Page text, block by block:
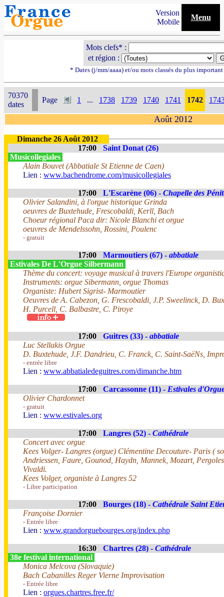
Version
Mobile
Menu
Mots clefs* :
et région :
* Dates (j/mm/aaaa) et/ou mots classés du plus
70370
dates
Page 1 ... 1738 1739 1740 1741 1742
Août 2012
Dimanche 26 Août 2012
17:00
Saint Donat (26)
Musicollegiales
Alain Bouvet (Abbatiale St Etienne de Caen)
Lien : www.bachendrome.com/musicollegiales
17:00 L'Escarène (06) - Chapelle des
Olivier Salandini, à l'orgue historique Grinda
oeuvres de Buxtehude, Frescobaldi, Kerll, Bach
Choeur régional Paca dir: Nicole Blanchi et orgue
oeuvres de Mendelssohn, Rossini, Poulenc
- gratuit
17:00 Marmoutiers (67) - abbatiale
Estivales De L'Orgue Silbermann
Thème du concert: voyage musical à travers l'Europe
Instruments: orgue Sibermann, orgue Thomas
Organiste: Hubert Sigrist- Marmoutier
Oeuvres de A. Cabezon, G. Frescobaldi, J.P. Sweelinck, D.
H. Purcell, C. Balbastre, C. Piroye
17:00 Guitres (33) - abbatiale
Luc Stellakis Orgue
D. Buxtehude, J.F. Dandrieu, C. Franck, C. Saint-SaëNs,
- entrée libre
Lien : www.abbatialedeguitres.com/dimanche.htm
17:00 Carcassonne (11) - Estivales
Olivier Chardonnet
- gratuit
Lien : www.estivales.org
17:00 Langres (52) - Cathédrale
Concert avec orgue
Kees Volger- Langres (orgue) Clémentine Decouture- Paris (
Andriessen, Faure, Gounod, Haydn, Mannek, Mozart,
Vivaldi.
Kees Volger, organiste à Langres 52
- Libre participation
17:00 Bourges (18) - Cathédrale Saint
Françoise Dornier
- Entrée libre
Lien : www.grandorguebourges.org/index.php
16:30 Chartres (28) - Cathédrale
38e festival international
Monica Melcova (Slovaquie)
Bach Cabanilles Reger Vierne Improvisation
- Entrée libre
Lien : orgues.chartres.free.fr/